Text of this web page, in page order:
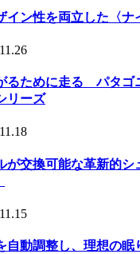
イン性を両立した〈ナ
るために走る パタゴ
リーズ
が交換可能な革新的シ
自動調整し、理想の眠